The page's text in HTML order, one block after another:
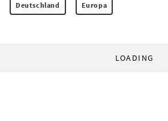
Deutschland Europa
LOADING